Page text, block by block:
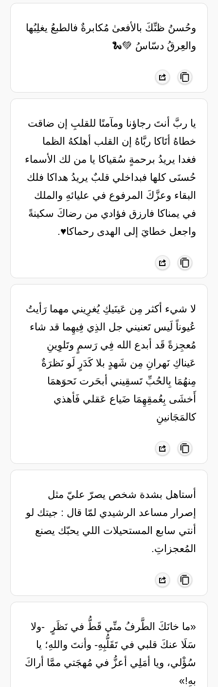
وحُسنُ ظنِّكَ بالأفعىٰ مُكابرةٌ ‏فالطبعُ يغلِبُها
والعِرقُ دسّاسُ 💚🐍
يا ربَّ أنتَ رجاؤنا ومآمنًا للقلبِ إن ضاقت
خطاهُ أتَاكا ربَّاهُ إن القلب أهلكهُ الظما
فغدا يريدُ برحمةٍ سُقياكا يا من لك الأسماء
حُسنَى كلها فبداخلي قلبٌ يريدُ هداكا فلك
البقاء وعزَّكَ المرفوع في عليائهِ والملك
في يمناكا فارزق فؤادي من رضاكَ سكينةً
واجعل خطايَ إلى الهدى رحماكا♥️.
لا شيء أكثر مِن عَينَيكِ يُغرِيني ‌مهما رَأيتُ
عُيوناً لَيس تَعنيني جل الذِي فِيهِما قد شاء
مُعجِزةً قَد أبدع الله فِي رَسمٍ وتَلوِينِ
عَيناكِ نَهرانِ مِن شَهدٍ بلا كَدَرٍ لَو نَظرَةٌ
مِنهُمَا بِالحُبِّ تَسقِيني أبحَرت نَحوَهمَا
أَخشَى بِعُمقِهِمَا ضَياع عَقلي فَأهذي
كالمَجَانينِ
أستاهل بشدة شخص يصرّ عليّ مثل
إصرار مساعد الرشيدي لمّا قال : جيتك لو
أنتي سابع المستحيلات اللي يحبّك يصنع
المُعجزاتِ.
‏«ما خانَكَ الطَّرفُ منِّي قَطُّ في نَظَرٍ ‏ -ولا
سَلَا عنكَ قلبي في تَقَلُّبِهِ- ‏وأنتَ واللهِ؛ يا
سُؤْلي، ويا أمَلِي ‏أعزُّ في مُهجَتي ممَّا أراكَ
بهِ!»